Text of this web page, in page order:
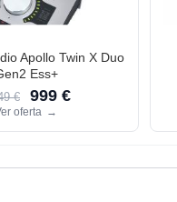
Apollo Twin X Duo
Ess+
€ 999 €
oferta →